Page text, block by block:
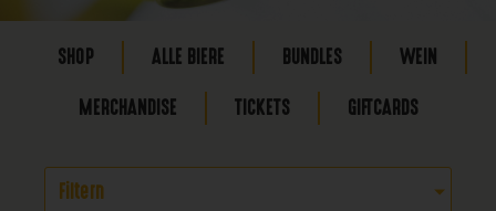
SHOP ALLE BIERE BUNDLES WEIN
MERCHANDISE TICKETS GIFTCARDS
Filtern